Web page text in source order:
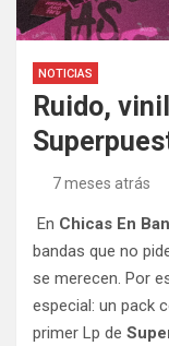
NOTICIAS
Ruido,
7 meses atrás
En Chicas En
bandas que no
se merecen. Por
especial: un pack
primer Lp de